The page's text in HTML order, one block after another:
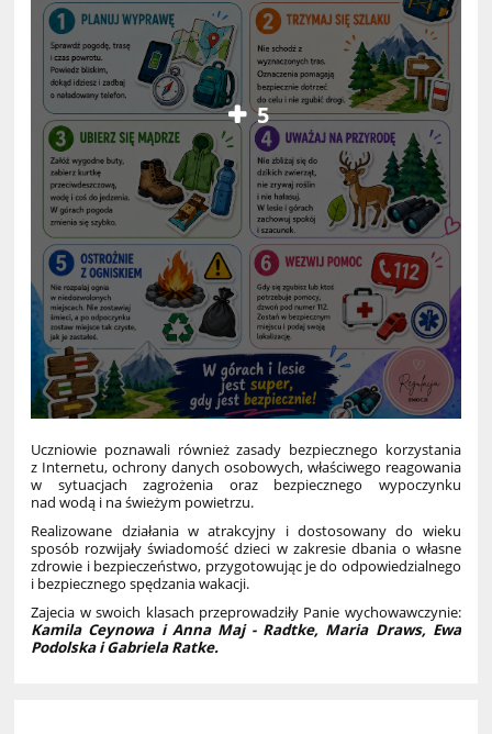
5
Uczniowie poznawali również zasady bezpiecznego korzystania
z Internetu, ochrony danych osobowych, właściwego reagowania
w sytuacjach zagrożenia oraz bezpiecznego wypoczynku
nad wodą i na świeżym powietrzu.
Realizowane działania w atrakcyjny i dostosowany do wieku
sposób rozwijały świadomość dzieci w zakresie dbania o własne
zdrowie i bezpieczeństwo, przygotowując je do odpowiedzialnego
i bezpiecznego spędzania wakacji.
Zajecia w swoich klasach przeprowadziły Panie wychowawczynie:
Kamila Ceynowa i Anna Maj - Radtke, Maria Draws, Ewa
Podolska i Gabriela Ratke.